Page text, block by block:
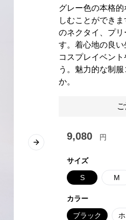
Next slide
グレー色の本格
しむことができ
のネクタイ、プ
す。着心地の良
コスプレイベン
う。魅力的な制
か。
9,080 円
サイズ
S M
カラー
ブラック